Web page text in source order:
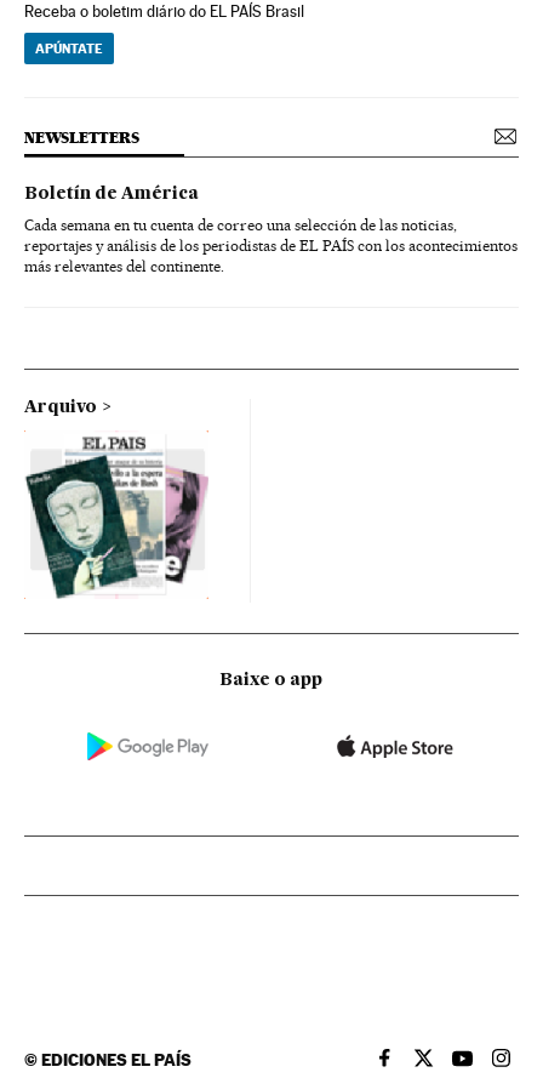
Receba o boletim diário do EL PAÍS Brasil
APÚNTATE
NEWSLETTERS
Boletín de América
Cada semana en tu cuenta de correo una selección de las noticias,
reportajes y análisis de los periodistas de EL PAÍS con los acontecimientos
más relevantes del continente.
Arquivo
Baixe o app
©EDICIONES EL PAÍS EL PAÍS BRASIL EN
EL PAÍSEL PAÍS
EL